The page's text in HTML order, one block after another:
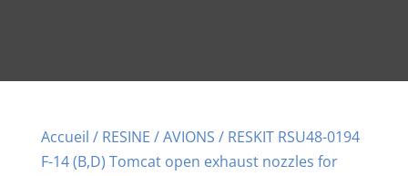
Accueil / RESINE /AVIONS / RESKIT RSU48-0194
F-14 (B,D) Tomcat open exhaust nozzles for